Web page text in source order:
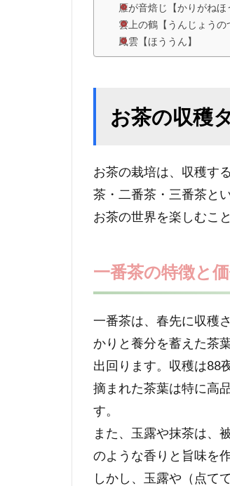
雁が音焙じ【かりがねほ
雲上の鶴【うんじょうの
鳳雲【ほううん】
お茶の収穫
お茶の栽培は、収穫す
茶・二番茶・三番茶と
お茶の世界を楽しむこ
一番茶の特徴と
一番茶は、春先に収穫
かりと養分を蓄えた茶
出回ります。収穫は88
摘まれた茶葉は特に高
す。
また、玉露や抹茶は、
のような香りと旨味を
しかし、玉露や（点て